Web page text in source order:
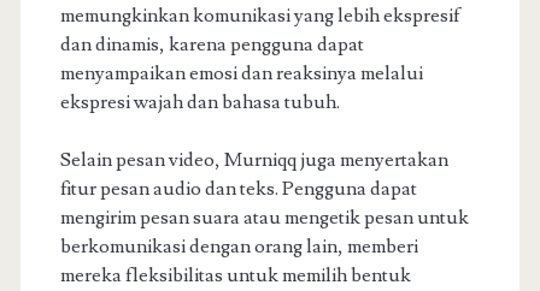
memungkinkan komunikasi yang lebih ekspresif
dan dinamis, karena pengguna dapat
menyampaikan emosi dan reaksinya melalui
ekspresi wajah dan bahasa tubuh.
Selain pesan video, Murniqq juga menyertakan
fitur pesan audio dan teks. Pengguna dapat
mengirim pesan suara atau mengetik pesan untuk
berkomunikasi dengan orang lain, memberi
mereka fleksibilitas untuk memilih bentuk